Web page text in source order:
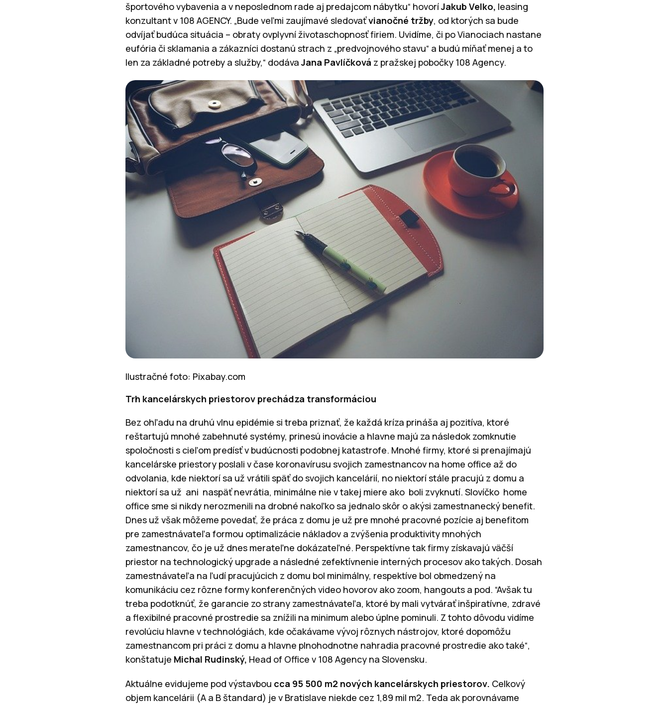
športového vybavenia a v neposlednom rade aj predajcom nábytku“ hovoríJakub Velko, leasing
konzultant v 108 AGENCY. „Bude veľmi zaujímavé sledovaťvianočné tržby, od ktorých sa bude
odvíjať budúca situácia – obraty ovplyvní životaschopnosť firiem. Uvidíme, či po Vianociach nastane
eufória či sklamania a zákazníci dostanú strach z „predvojnového stavu“ a budú míňať menej a to
len za základné potreby a služby,“ dodávaJana Pavlíčková z pražskej pobočky 108 Agency.
Ilustračné foto: Pixabay.com
Trh kancelárskych priestorov prechádza transformáciou
Bez ohľadu na druhú vlnu epidémie si treba priznať, že každá kríza prináša aj pozitíva, ktoré
reštartujú mnohé zabehnuté systémy, prinesú inovácie a hlavne majú za následok zomknutie
spoločnosti s cieľom predísť v budúcnosti podobnej katastrofe. Mnohé firmy, ktoré si prenajímajú
kancelárske priestory poslali v čase koronavírusu svojich zamestnancov na home office až do
odvolania, kde niektorí sa už vrátili späť do svojich kancelárií, no niektorí stále pracujú z domu a
niektorí sa už ani naspäť nevrátia, minimálne nie v takej miere ako boli zvyknutí. Slovíčko home
office sme si nikdy nerozmenili na drobné nakoľko sa jednalo skôr o akýsi zamestnanecký benefit.
Dnes už však môžeme povedať, že práca z domu je už pre mnohé pracovné pozície aj benefitom
pre zamestnávateľa formou optimalizácie nákladov a zvýšenia produktivity mnohých
zamestnancov, čo je už dnes merateľne dokázateľné. Perspektívne tak firmy získavajú väčší
priestor na technologický upgrade a následné zefektívnenie interných procesov ako takých. Dosah
zamestnávateľa na ľudí pracujúcich z domu bol minimálny, respektíve bol obmedzený na
komunikáciu cez rôzne formy konferenčných video hovorov ako zoom, hangouts a pod. “Avšak tu
treba podotknúť, že garancie zo strany zamestnávateľa, ktoré by mali vytvárať inšpiratívne, zdravé
a flexibilné pracovné prostredie sa znížili na minimum alebo úplne pominuli. Z tohto dôvodu vidíme
revolúciu hlavne v technológiách, kde očakávame vývoj rôznych nástrojov, ktoré dopomôžu
zamestnancom pri práci z domu a hlavne plnohodnotne nahradia pracovné prostredie ako také“,
konštatuje Michal Rudinský, Head of Office v 108 Agency na Slovensku.
Aktuálne evidujeme pod výstavbou cca 95 500 m2 nových kancelárskych priestorov. Celkový
objem kancelárii (A a B štandard) je v Bratislave niekde cez 1,89 mil m2. Teda ak porovnávame